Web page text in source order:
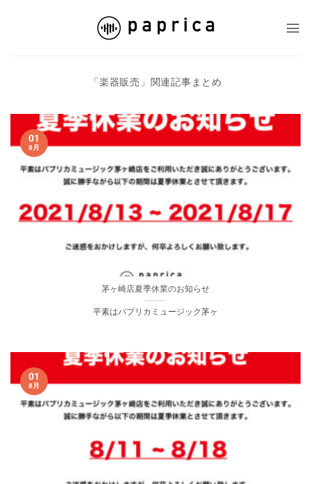
「楽器販売 」関連記事まとめ
茅ヶ崎店夏季休業のお知らせ
平素はパプリカミュージック茅ヶ
01
8月
01
8月